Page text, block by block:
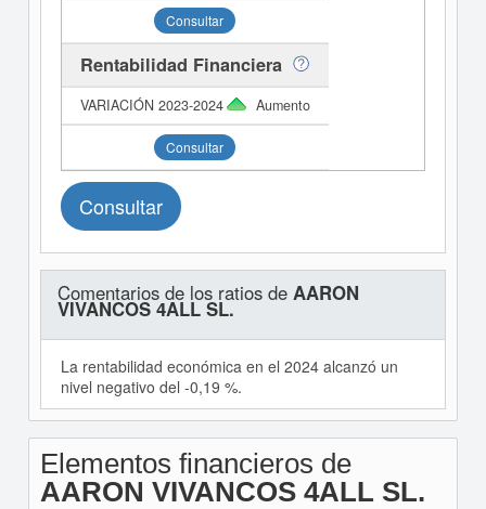
Consultar
Rentabilidad Financiera
Aumento
Consultar
Consultar
Comentarios de los ratios de AARON
VIVANCOS 4ALL SL.
La rentabilidad económica en el 2024 alcanzó un
nivel negativo del -0,19 %.
Elementos financieros de
AARON VIVANCOS 4ALL SL.